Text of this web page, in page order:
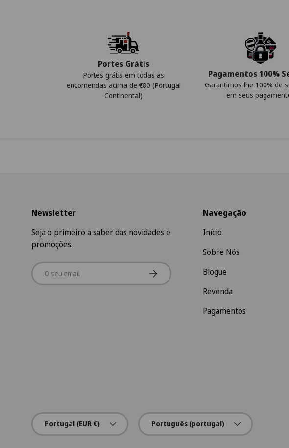
Portes Grátis
Portes grátis em todas as
encomendas acima de €80 (Portugal
Continental)
Pagamentos 100%
Garantimos-lhe 100% de
em seus
Newsletter
Seja o primeiro a saber das novidades e
promoções.
Email Subscrever
Navegação
Início
Sobre Nós
Blogue
Revenda
Pagamentos
País/Região
Portugal (EUR €)
Idioma
Português (portugal)